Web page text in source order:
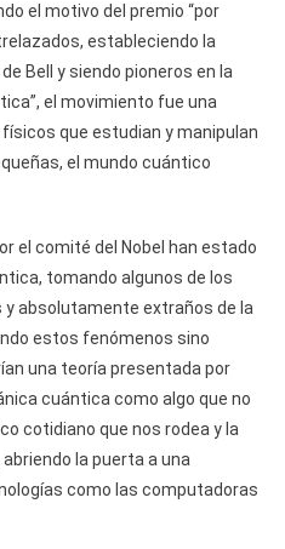
el motivo del premio “por
estableciendo la
Bell y siendo pioneros en la
el movimiento fue una
que estudian y manipulan
el mundo cuántico
el comité del Nobel han estado
tomando algunos de los
absolutamente extraños de la
estos fenómenos sino
una teoría presentada por
cuántica como algo que no
cotidiano que nos rodea y la
la puerta a una
como las computadoras